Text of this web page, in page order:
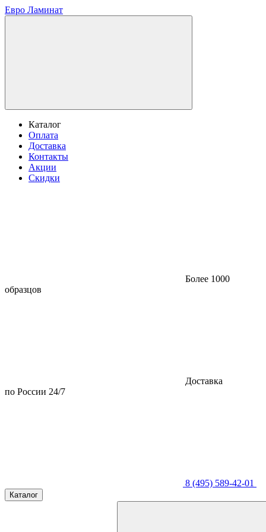
Евро Ламинат
Каталог
Оплата
Доставка
Контакты
Акции
Скидки
Более 1000
образцов
Доставка
по России 24/7
8 (495) 589-42-01
Каталог